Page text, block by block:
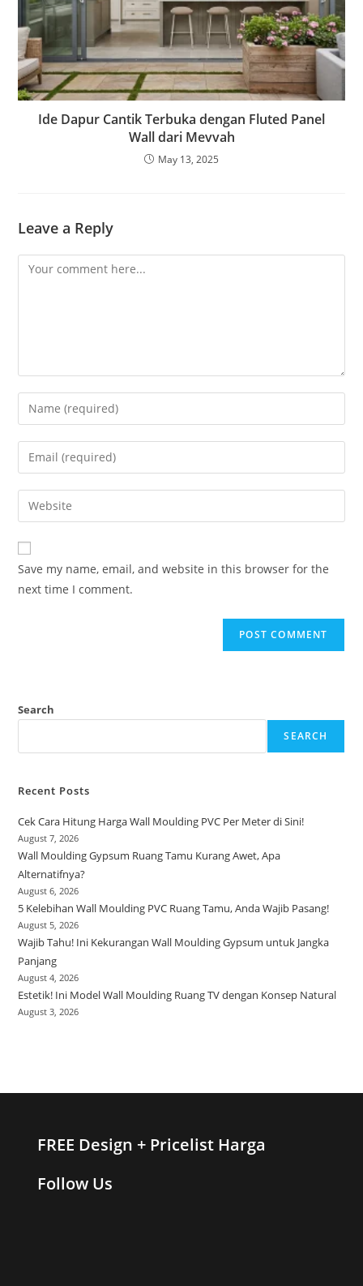
Ide Dapur Cantik Terbuka dengan Fluted Panel
Wall dari Mevvah
May 13, 2025
Leave a Reply
Comment
Enter
your
name
comment
Enter
your
email
address
comment
Enter
your
website
URL
(optional)
Save my name, email, and website in this browser for the
next time I comment.
Search
SEARCH
Recent Posts
Cek Cara Hitung Harga Wall Moulding PVC Per Meter di Sini!
August 7, 2026
Wall Moulding Gypsum Ruang Tamu Kurang Awet, Apa
Alternatifnya?
August 6, 2026
5 Kelebihan Wall Moulding PVC Ruang Tamu, Anda Wajib Pasang!
August 5, 2026
Wajib Tahu! Ini Kekurangan Wall Moulding Gypsum untuk Jangka
Panjang
August 4, 2026
Estetik! Ini Model Wall Moulding Ruang TV dengan Konsep Natural
August 3, 2026
FREE Design + Pricelist Harga
Follow Us